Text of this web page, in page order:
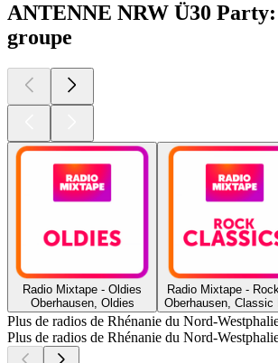
ANTENNE NRW Ü30 Party:
groupe
Radio Mixtape - Oldies
Oberhausen, Oldies
Radio Mixtape -
Oberhausen, Classic
Plus de radios de Rhénanie du Nord-
Plus de radios de Rhénanie du Nord-